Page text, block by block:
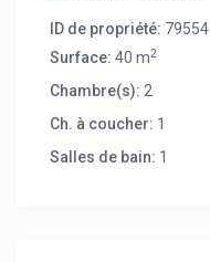
ID de propriété: 79554
Surface: 40 m2
Chambre(s): 2
Ch. à coucher: 1
Salles de bain: 1